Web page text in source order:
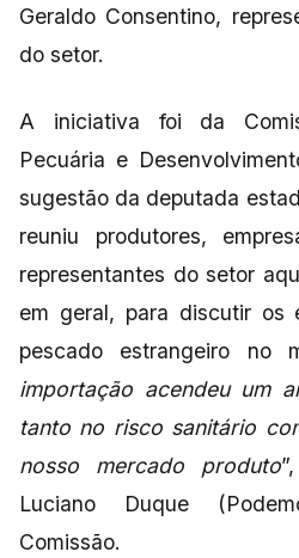
Geraldo Consentino,
do setor.
A iniciativa foi da
Pecuária e
sugestão da deputada
reuniu produtores,
representantes do setor
em geral, para discutir os
pescado estrangeiro no
importação acendeu um
tanto no risco sanitário
nosso mercado produto
Luciano Duque
Comissão.